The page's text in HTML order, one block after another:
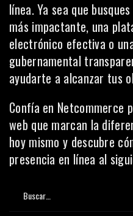
línea. Ya sea que
más impactante, una
electrónico efectiva o
gubernamental
ayudarte a alcanzar tus
Confía en Netcommerce
web que marcan la
hoymismo y descubre
presencia en línea al